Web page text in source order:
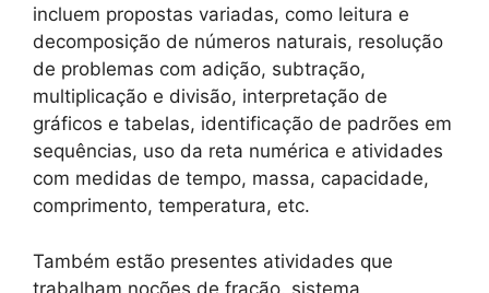
incluem propostas variadas, como leitura e
decomposição de números naturais, resolução
de problemas com adição, subtração,
multiplicação e divisão, interpretação de
gráficos e tabelas, identificação de padrões em
sequências, uso da reta numérica e atividades
com medidas de tempo, massa, capacidade,
comprimento, temperatura, etc.
Também estão presentes atividades que
trabalham noções de fração, sistema